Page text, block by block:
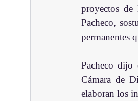
proyectos de
Pacheco,
permanentes
Pacheco dijo
Cámara de
elaboran los